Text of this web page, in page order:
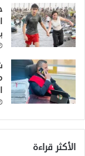
الأكثر قراءة